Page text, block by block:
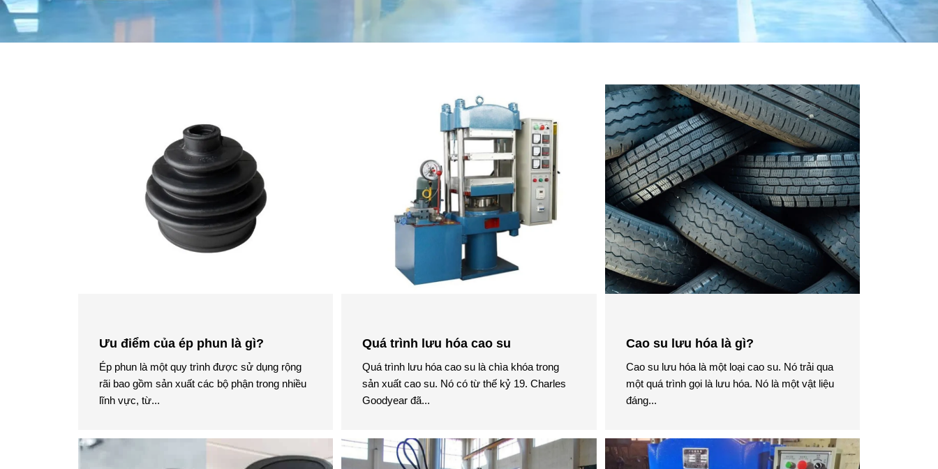
Ưu điểm của ép phun là gì?
Ép phun là một quy trình được sử dụng rộng
rãi bao gồm sản xuất các bộ phận trong nhiều
lĩnh vực, từ...
Quá trình lưu hóa cao su
Quá trình lưu hóa cao su là chìa khóa trong
sản xuất cao su. Nó có từ thế kỷ 19. Charles
Goodyear đã...
Cao su lưu hóa là gì?
Cao su lưu hóa là một loại cao su. Nó trải qua
một quá trình gọi là lưu hóa. Nó là một vật liệu
đáng...